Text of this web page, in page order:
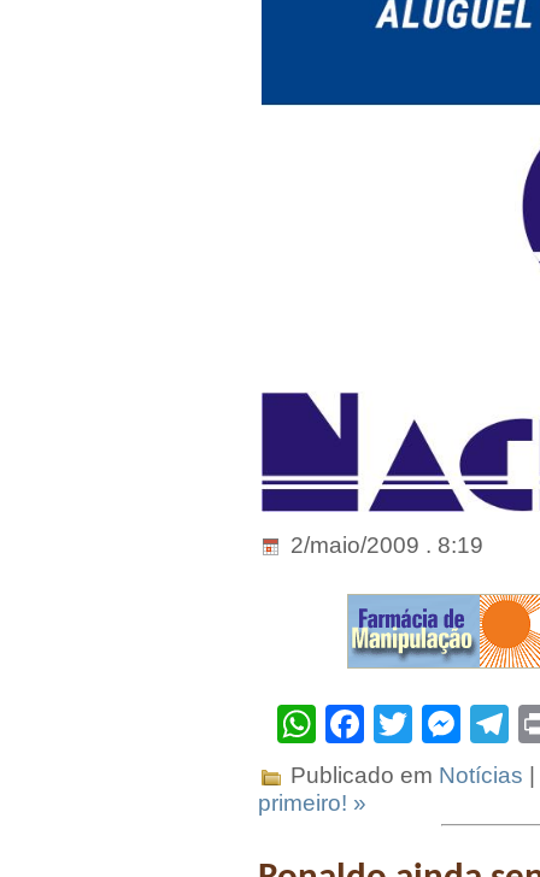
2/maio/2009 . 8:19
WhatsApp
Facebook
Twitter
Publicado em Notícias
primeiro! »